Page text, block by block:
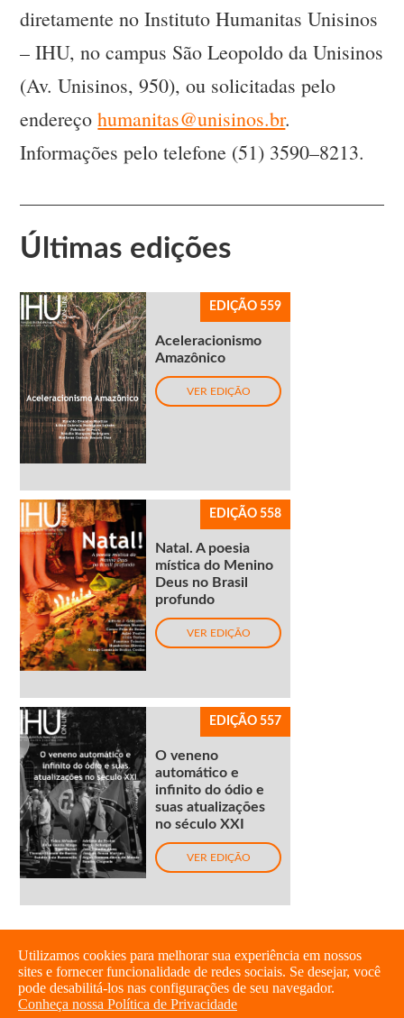
diretamente no Instituto Humanitas Unisinos
– IHU, no campus São Leopoldo da Unisinos
(Av. Unisinos, 950), ou solicitadas pelo
endereçohumanitas@unisinos.br.
Informações pelo telefone (51) 3590–8213.
Últimas edições
EDIÇÃO 559
Aceleracionismo
Amazônico
VER EDIÇÃO
EDIÇÃO 558
Natal. A poesia
mística do Menino
Deus no Brasil
profundo
VER EDIÇÃO
EDIÇÃO 557
O veneno
automático e
infinito do ódio e
suas atualizações
no século XXI
VER EDIÇÃO
Utilizamos cookies para melhorar sua experiência em nossos
sites e fornecer funcionalidade de redes sociais. Se desejar, você
pode desabilitá-los nas configurações de seu navegador.
Conheça nossa Política de Privacidade